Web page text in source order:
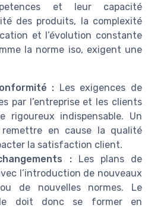
et leur capacité
des produits, la complexité
et l’évolution constante
la norme iso, exigent une
: Les exigences de
par l’entreprise et les clients
rigoureux indispensable. Un
en cause la qualité
la satisfaction client.
:Les plans de
l’introduction de nouveaux
de nouvelles normes. Le
doit donc se former en